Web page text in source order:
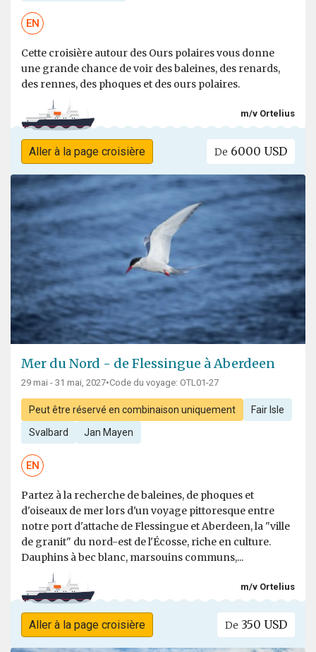
EN
Cette croisière autour des Ours polaires vous donne
une grande chance de voir des baleines, des renards,
des rennes, des phoques et des ours polaires.
m/v Ortelius
Aller à la page croisière De 6000 USD
Mer du Nord - de Flessingue à Aberdeen
29 mai - 31 mai, 2027•Code du voyage: OTL01-27
Peut être réservé en combinaison uniquement Fair Isle
Svalbard Jan Mayen
EN
Partez à la recherche de baleines, de phoques et
d'oiseaux de mer lors d'un voyage pittoresque entre
notre port d'attache de Flessingue et Aberdeen, la "ville
de granit" du nord-est de l'Écosse, riche en culture.
Dauphins à bec blanc, marsouins communs,...
m/v Ortelius
Aller à la page croisière De 350 USD